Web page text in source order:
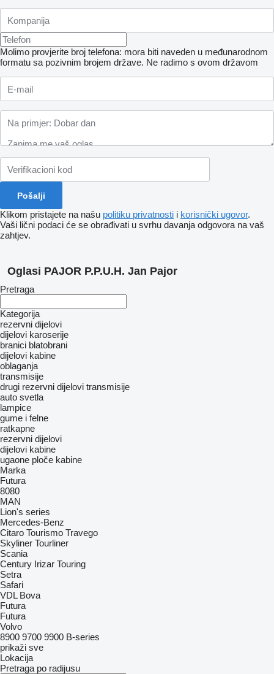
Molimo provjerite broj telefona: mora biti naveden u međunarodnom
formatu sa pozivnim brojem države. Ne radimo s ovom državom
Klikom pristajete na našu politiku privatnosti i korisnički ugovor.
Vaši lični podaci će se obrađivati ​​u svrhu davanja odgovora na vaš
zahtjev.
Oglasi PAJOR P.P.U.H. Jan Pajor
Pretraga
Kategorija
rezervni dijelovi
dijelovi karoserije
branici blatobrani
dijelovi kabine
oblaganja
transmisije
drugi rezervni dijelovi transmisije
auto svetla
lampice
gume i felne
ratkapne
rezervni dijelovi
dijelovi kabine
ugaone ploče kabine
Marka
Futura
8080
MAN
Lion's series
Mercedes-Benz
Citaro Tourismo Travego
Skyliner Tourliner
Scania
Century Irizar Touring
Setra
Safari
VDL Bova
Futura
Futura
Volvo
8900 9700 9900 B-series
prikaži sve
Lokacija
Pretraga po radijusu